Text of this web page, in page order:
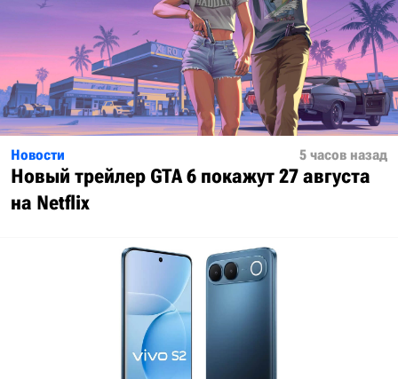
Новости 5 часов назад
Новый трейлер GTA 6 покажут 27 августа
на Netflix